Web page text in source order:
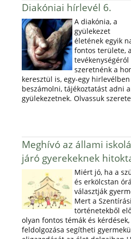
Diakóniai hírlevél 6.
A diakónia, a
gyülekezet
életének egyik
fontos területe,
szeretnénk a
keresztül is, egy-egy hirlevélben
beszámolni, tájékoztatást adni a
gyülekezetnek. Olvassuk
Meghívó az állami
járó gyerekeknek
Miért jó, ha a
és erkölcstan
választják
Mert a Szentírási
történetekből
olyan fontos témák és
feldolgozása segítheti